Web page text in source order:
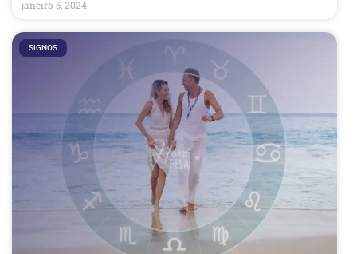
janeiro 5, 2024
SIGNOS